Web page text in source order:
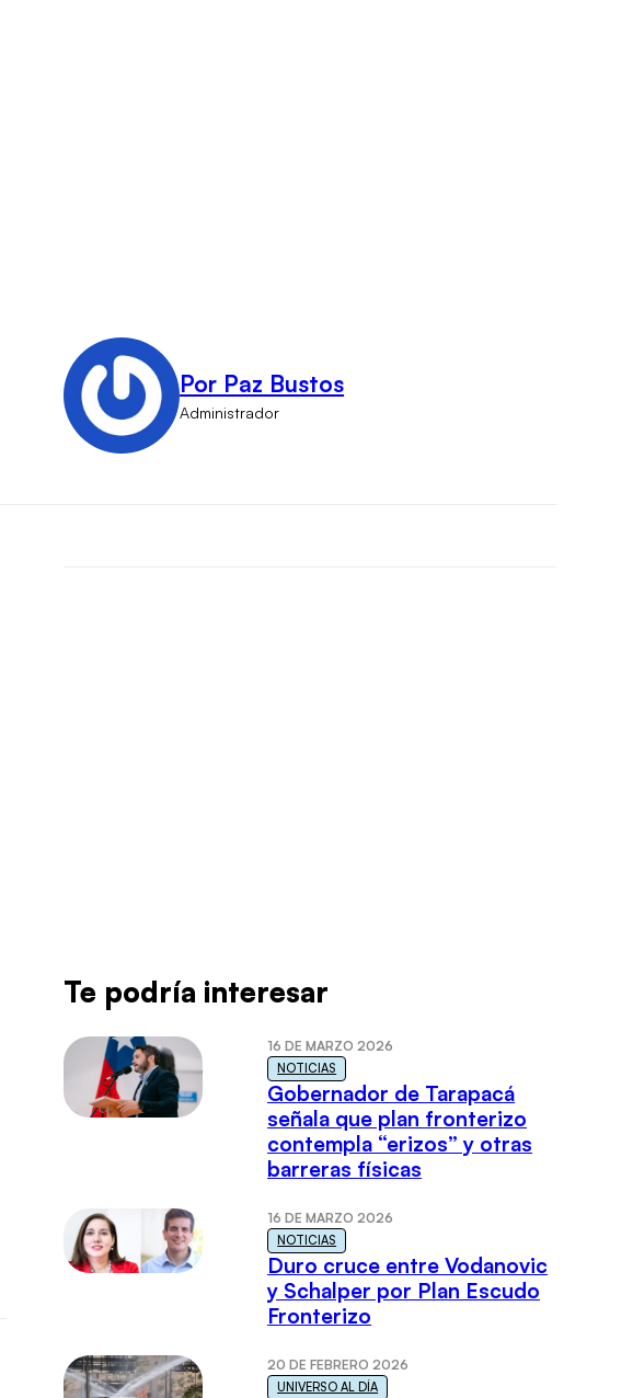
Por Paz Bustos
Administrador
Te podría interesar
16 DE MARZO 2026
NOTICIAS
Gobernador de Tarapacá
señala que plan fronterizo
contempla “erizos” y otras
barreras físicas
16 DE MARZO 2026
NOTICIAS
Duro cruce entre Vodanovic
y Schalper por Plan Escudo
Fronterizo
20 DE FEBRERO 2026
UNIVERSO AL DÍA